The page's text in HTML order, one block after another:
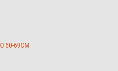
60-69CM